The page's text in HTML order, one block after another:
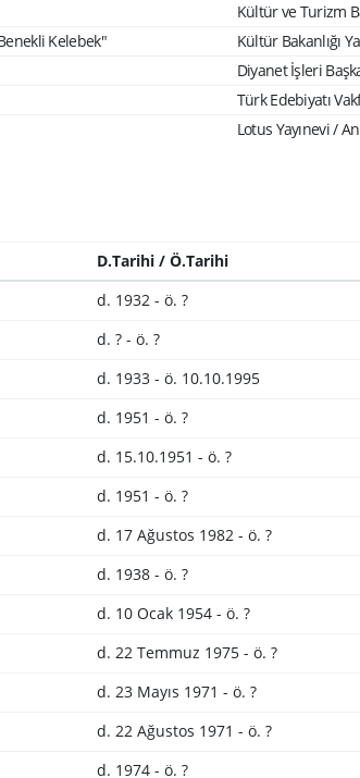
Kültür ve Turizm
Kelebek"
Kültür Bakanlığı
Diyanet İşleri
Türk Edebiyatı
Lotus Yayınevi /
D.Tarihi / Ö.Tarihi
d. 1932 - ö. ?
d. ? - ö. ?
d. 1933 - ö. 10.10.1995
d. 1951 - ö. ?
d. 15.10.1951 - ö. ?
d. 1951 - ö. ?
d. 17 Ağustos 1982 - ö. ?
d. 1938 - ö. ?
d. 10 Ocak 1954 - ö. ?
d. 22 Temmuz 1975 - ö. ?
d. 23 Mayıs 1971 - ö. ?
d. 22 Ağustos 1971 - ö. ?
d. 1974 - ö. ?